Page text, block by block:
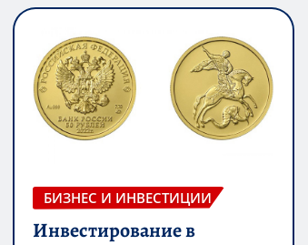
БИЗНЕС И ИНВЕСТИЦИИ
Инвестирование в